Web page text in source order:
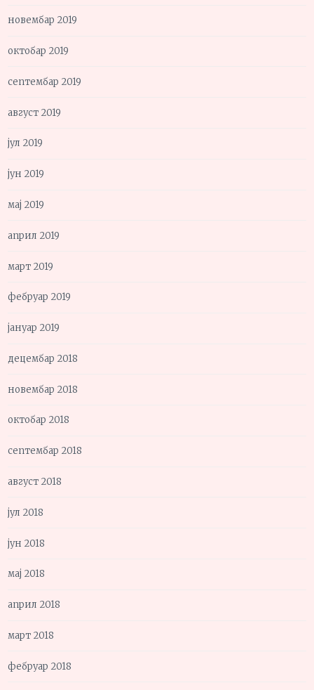
новембар 2019
октобар 2019
септембар 2019
август 2019
јул 2019
јун 2019
мај 2019
април 2019
март 2019
фебруар 2019
јануар 2019
децембар 2018
новембар 2018
октобар 2018
септембар 2018
август 2018
јул 2018
јун 2018
мај 2018
април 2018
март 2018
фебруар 2018